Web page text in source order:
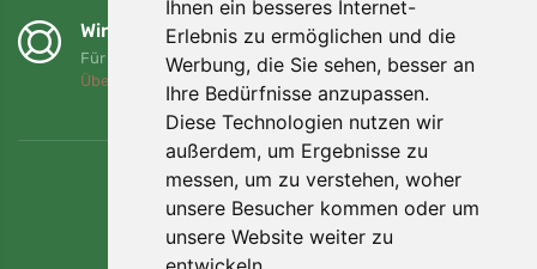
Ihnen ein besseres Internet-
Erlebnis zu ermöglichen und die
Werbung, die Sie sehen, besser an
Ihre Bedürfnisse anzupassen.
Diese Technologien nutzen wir
außerdem, um Ergebnisse zu
messen, um zu verstehen, woher
unsere Besucher kommen oder um
unsere Website weiter zu
Wir unterstützen Trees.org
Für jede Bestellung pflanzen wir einen Baum! Mehr lesen
Über uns